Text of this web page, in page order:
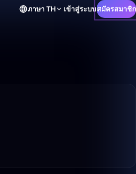
ภาษา TH เข้าสู่ระบบสมัครสมาชิก